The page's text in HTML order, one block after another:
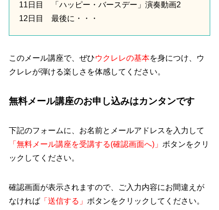
11日目 「ハッピー・バースデー」演奏動画2
12日目 最後に・・・
このメール講座で、ぜひウクレレの基本を身につけ、ウ
クレレが弾ける楽しさを体感してください。
無料メール講座のお申し込みはカンタンです
下記のフォームに、お名前とメールアドレスを入力して
「無料メール講座を受講する(確認画面へ)」 ボタンをクリ
ックしてください。
確認画面が表示されますので、ご入力内容にお間違えが
なければ「送信する」 ボタンをクリックしてください。